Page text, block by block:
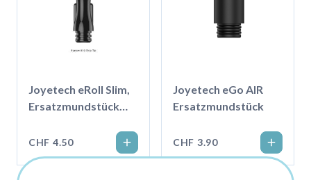
Joyetech eRoll Slim,
Ersatzmundstück
CHF 4.50
Joyetech eGo AIR
Ersatzmundstück
CHF 3.90